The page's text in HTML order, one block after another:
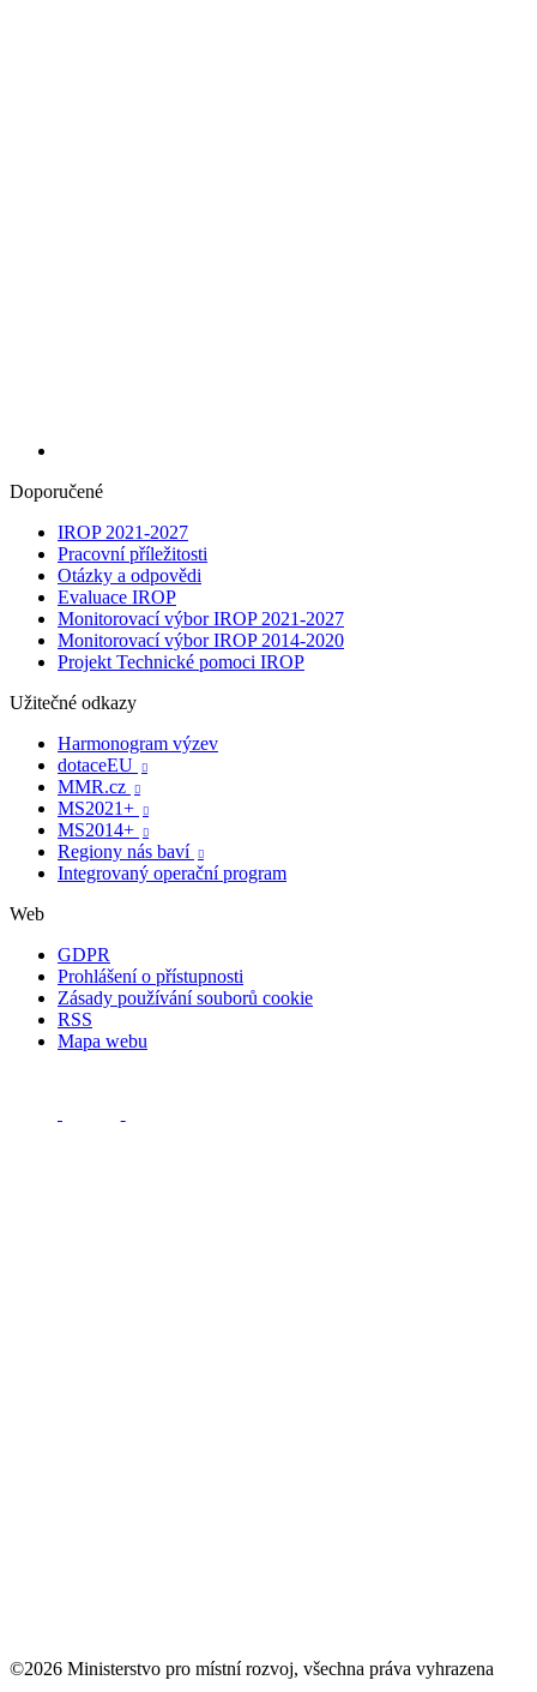
Doporučené
IROP 2021-2027
Pracovní příležitosti
Otázky a odpovědi
Evaluace IROP
Monitorovací výbor IROP 2021-2027
Monitorovací výbor IROP 2014-2020
Projekt Technické pomoci IROP
Užitečné odkazy
Harmonogram výzev
dotaceEU

MMR.cz 
MS2021+ 
MS2014+ 
Regiony nás baví 
Integrovaný operační program
Web
GDPR
Prohlášení o přístupnosti
Zásady používání souborů cookie
RSS
Mapa webu
©2026 Ministerstvo pro místní rozvoj, všechna práva vyhrazena